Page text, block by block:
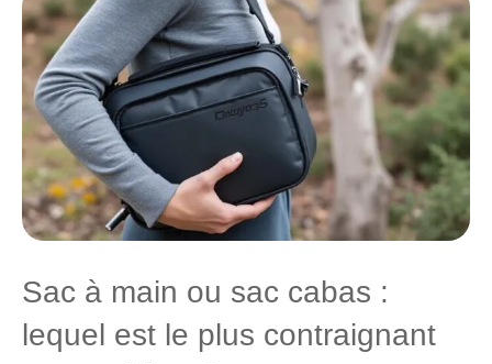
Sac à main ou sac cabas :
lequel est le plus contraignant